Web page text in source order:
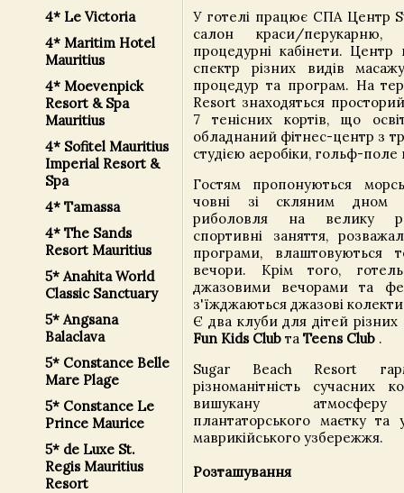
4* Le Victoria
4* Maritim Hotel
Mauritius
4* Moevenpick
Resort & Spa
Mauritius
4* Sofitel Mauritius
Imperial Resort &
Spa
4* Tamassa
4* The Sands
Resort Mauritius
5* Anahita World
Classic Sanctuary
5* Angsana
Balaclava
5* Constance Belle
Mare Plage
5* Constance Le
Prince Maurice
5* de Luxe St.
Regis Mauritius
Resort
У готелі працює СПА Центр
салон краси/
процедурні кабінети.
спектр різних видів
процедур та програм. На
Resort знаходяться
7 тенісних кортів, що
обладнаний фітнес-центр з
студією аеробіки, гольф-поле
Гостям пропонуються
човні зі скляним дном
риболовля на велику
спортивні заняття,
програми, влаштовуються
вечори. Крім того,
джазовими вечорами та
з'їжджаються джазові
Є два клуби для дітей різних
Fun Kids Club та Teens Club .
Sugar Beach Resort
різноманітність сучасних
вишукану атмосферу
плантаторського маєтку та
маврикійського узбережжя.
Розташування